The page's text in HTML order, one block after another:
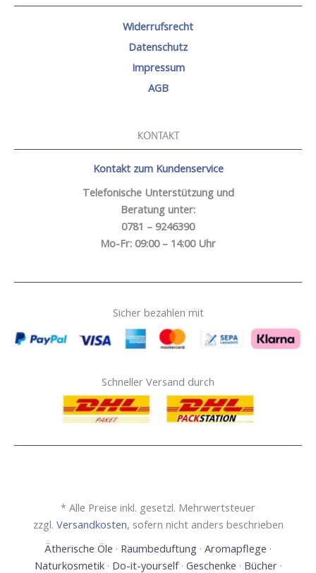
Widerrufsrecht
Datenschutz
Impressum
AGB
KONTAKT
Kontakt zum Kundenservice
Telefonische Unterstützung und
Beratung unter:
0781 – 9246390
Mo-Fr: 09:00 – 14:00 Uhr
Sicher bezahlen mit
Schneller Versand durch
* Alle Preise inkl. gesetzl. Mehrwertsteuer
zzgl. Versandkosten, sofern nicht anders beschrieben
Ätherische Öle · Raumbeduftung · Aromapflege ·
Naturkosmetik· Do-it-yourself· Geschenke · Bücher·